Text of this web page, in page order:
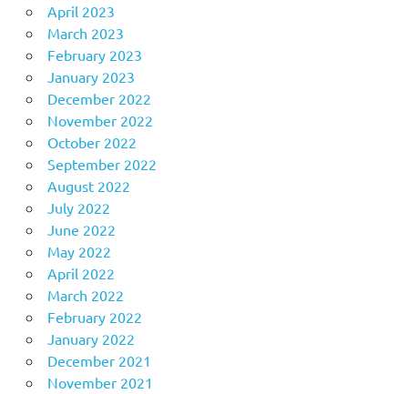
April 2023
March 2023
February 2023
January 2023
December 2022
November 2022
October 2022
September 2022
August 2022
July 2022
June 2022
May 2022
April 2022
March 2022
February 2022
January 2022
December 2021
November 2021